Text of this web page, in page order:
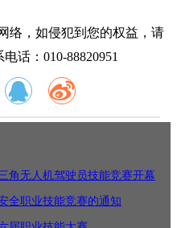
络，如侵犯到您的权益，请
话：010-88820951
角无人机驾驶员技能竞赛开幕
全职业技能竞赛的通知